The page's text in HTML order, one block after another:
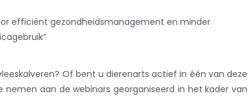
efficiënt gezondheidsmanagement en minder
Of bent u dierenarts actief in één van deze
aan de webinars georganiseerd in het kader van